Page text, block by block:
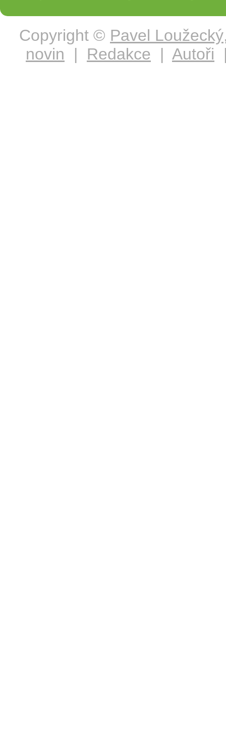
Copyright © Pavel Loužecký
novin | Redakce | Autoři